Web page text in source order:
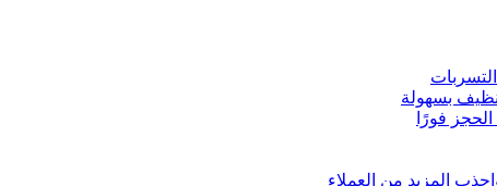
بسهولة
فورًا
المزيد من العملاء